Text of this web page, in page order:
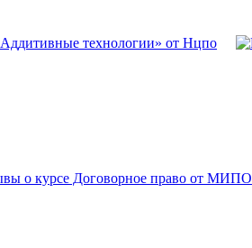
технологии» от Нцпо
о курсе Договорное право от МИПО